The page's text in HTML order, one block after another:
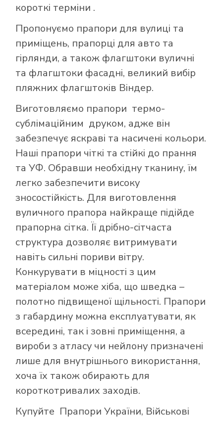
короткі терміни .
Пропонуємо прапори для вулиці та
приміщень, прапорці для авто та
гірлянди, а також флагштоки вуличні
та флагштоки фасадні, великий вибір
пляжних флагштоків Віндер.
Виготовляємо прапори термо-
сублімаційним друком, адже він
забезпечує яскраві та насичені кольори.
Наші прапори чіткі та стійкі до прання
та УФ. Обравши необхідну тканину, їм
легко забезпечити високу
зносостійкість. Для виготовлення
вуличного прапора найкраще підійде
прапорна сітка. Її дрібно-сітчаста
структура дозволяє витримувати
навіть сильні пориви вітру.
Конкурувати в міцності з цим
матеріалом може хіба, що шведка –
полотно підвищеної щільності. Прапори
з габардину можна експлуатувати, як
всередині, так і зовні приміщення, а
вироби з атласу чи нейлону призначені
лише для внутрішнього використання,
хоча їх також обирають для
короткотривалих заходів.
Купуйте Прапори України, Військові